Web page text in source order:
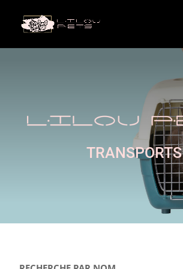
TRANSPORTS